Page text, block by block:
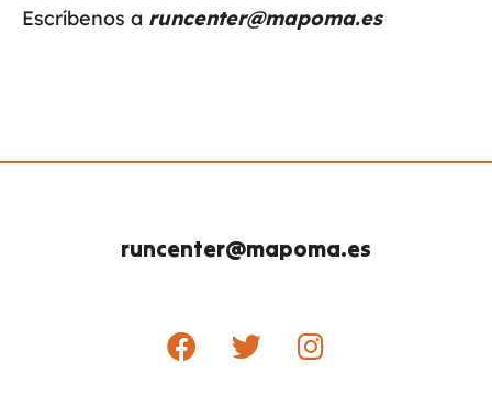
Escríbenos a runcenter@mapoma.es
runcenter@mapoma.es